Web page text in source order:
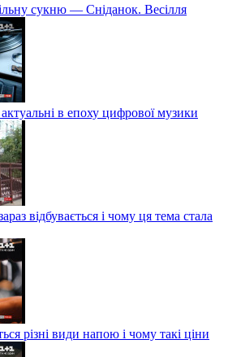
сукню — Сніданок. Весілля
в епоху цифрової музики
відбувається і чому ця тема стала
різні види напою і чому такі ціни